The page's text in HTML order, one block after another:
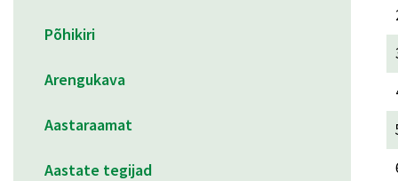
Põhikiri
Arengukava
Aastaraamat
Aastate tegijad